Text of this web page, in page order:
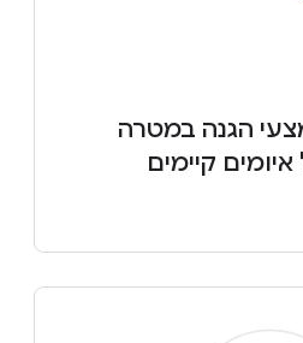
הגנה במטרה
קיימים